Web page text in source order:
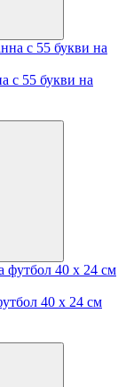
с 55 букви на
40 х 24 см